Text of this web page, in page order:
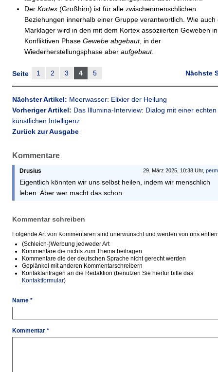
Der Kortex (Großhirn) ist für alle zwischenmenschlichen
Beziehungen innerhalb einer Gruppe verantwortlich. Wie auch
Marklager wird in den mit dem Kortex assoziierten Geweben
Konfliktiven Phase Gewebe abgebaut, in der
Wiederherstellungsphase aber aufgebaut.
Nächste
Seite 1 2 3 4 5
Nächster Artikel: Meerwasser: Elixier der Heilung
Vorheriger Artikel: Das Illumina-Interview: Dialog mit einer echten
künstlichen Intelligenz
Zurück zur Ausgabe
Kommentare
29. März 2025, 10:38 Uhr,
Drusius
Eigentlich könnten wir uns selbst heilen, indem wir menschlich
leben. Aber wer macht das schon.
Kommentar schreiben
Folgende Art von Kommentaren sind unerwünscht und werden von uns
(Schleich-)Werbung jedweder Art
Kommentare die nichts zum Thema beitragen
Kommentare die der deutschen Sprache nicht gerecht werden
Geplänkel mit anderen Kommentarschreibern
Kontaktanfragen an die Redaktion (benutzen Sie hierfür bitte das
Kontaktformular)
Name *
Kommentar *